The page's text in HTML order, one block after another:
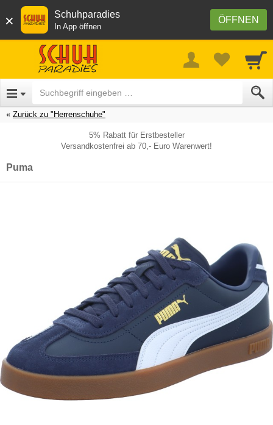
× ÖFFNEN
Schuhparadies
In App öffnen
Zurück zu "Herrenschuhe"
5% Rabatt für Erstbesteller
Versandkostenfrei ab 70,- Euro Warenwert!
Puma